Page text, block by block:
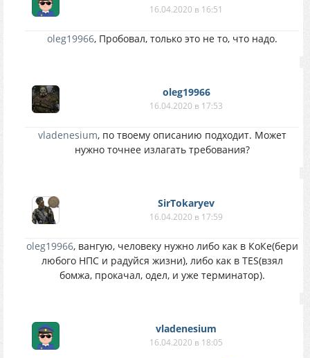
16.04.2020 в 16:51
oleg19966, Пробовал, только это не то, что надо.
oleg19966
16.04.2020 в 17:53
vladenesium, по твоему описанию подходит. Может
нужно точнее излагать требования?
SirTokaryev
16.04.2020 в 17:59
oleg19966, вангую, человеку нужно либо как в КоКе(бери
любого НПС и радуйся жизни), либо как в TES(взял
бомжа, прокачал, одел, и уже терминатор).
vladenesium
16.04.2020 в 18:05